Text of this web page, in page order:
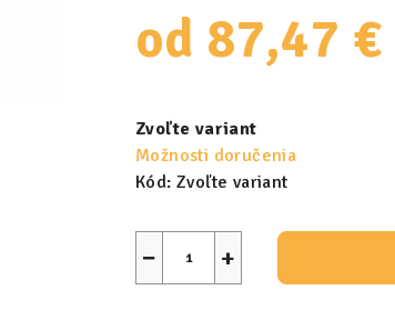
od 87,47 €
cena:
Zvoľte variant
Možnosti doručenia
Kód: Zvoľte variant
+
−